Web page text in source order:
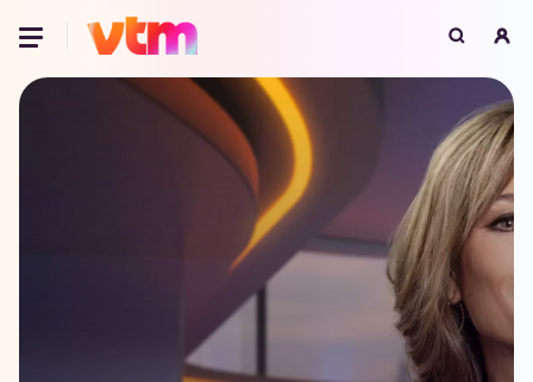
Voor je onze programma's gaat ontdekken,
best je browser updaten of hieronder één
van de ondersteunde browsers
downloaden.
Google Chrome Download
Download
Download